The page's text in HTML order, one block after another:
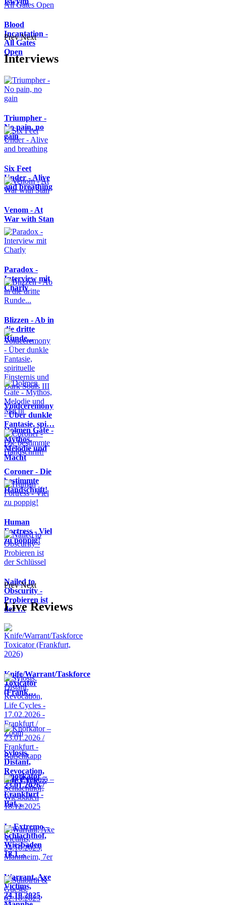
Blood
Incantation -
All Gates
Open
Prev Next
Interviews
Triumpher -
No pain, no
gain
Six Feet
Under - Alive
and breathing
Venom - At
War with Stan
Paradox -
Interview mit
Charly
Blizzen - Ab in
die dritte
Runde...
Voidceremony
- Über dunkle
Fantasie, spi…
Dolmen Gate -
Mythos,
Melodie und
Macht
Coroner - Die
bestimmte
Handschrift!
Human
Fortress - Viel
zu poppig!
Nailed to
Obscurity -
Probieren ist
der …
Prev Next
Live Reviews
Knife/Warrant/Taskforce
Toxicator
(Frank…
Sylosis,
Distant,
Revocation,
Life Cycle…
Knorkator –
23.01.2026 /
Frankfurt -
Bat…
In Extremo –
Schlachthof,
Wiesbaden
18.1…
Warrant, Axe
Victims,
24.10.2025,